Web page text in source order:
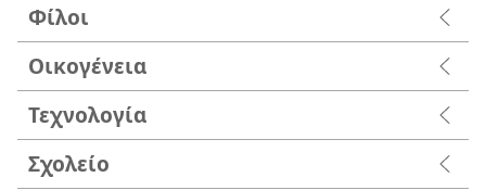
Φίλοι
Οικογένεια
Τεχνολογία
Σχολείο